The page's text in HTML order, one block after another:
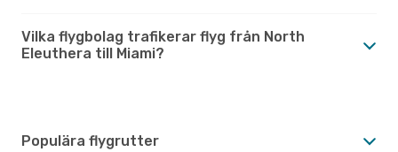
Vilka flygbolag trafikerar flyg från North
Eleuthera till Miami?
Populära flygrutter